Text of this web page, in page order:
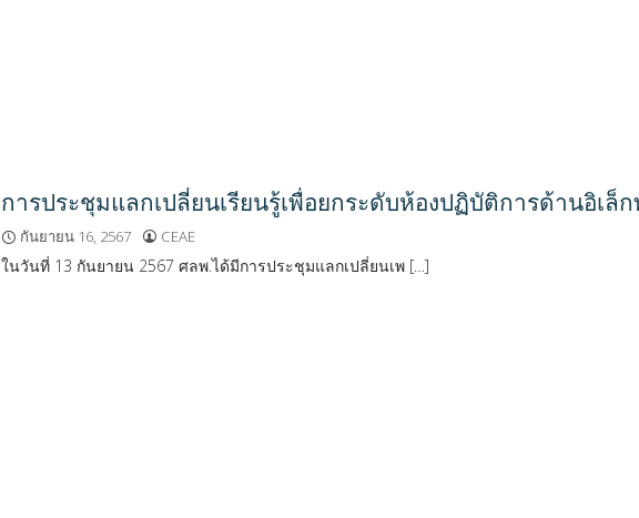
การประชุมแลกเปลี่ยนเรียนรู้เพื่อยกระดับห้องปฏิบัติการด้านอิเล็
กันยายน 16, 2567 CEAE
ในวันที่ 13 กันยายน 2567 ศลพ.ได้มีการประชุมแลกเปลี่ยนเพ […]